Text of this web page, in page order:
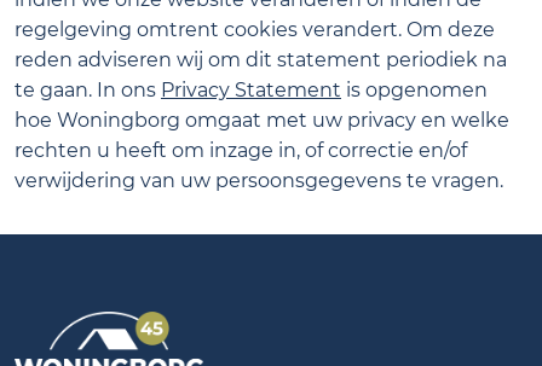
regelgeving omtrent cookies verandert. Om deze
reden adviseren wij om dit statement periodiek na
te gaan. In ons Privacy Statement is opgenomen
hoe Woningborg omgaat met uw privacy en welke
rechten u heeft om inzage in, of correctie en/of
verwijdering van uw persoonsgegevens te vragen.